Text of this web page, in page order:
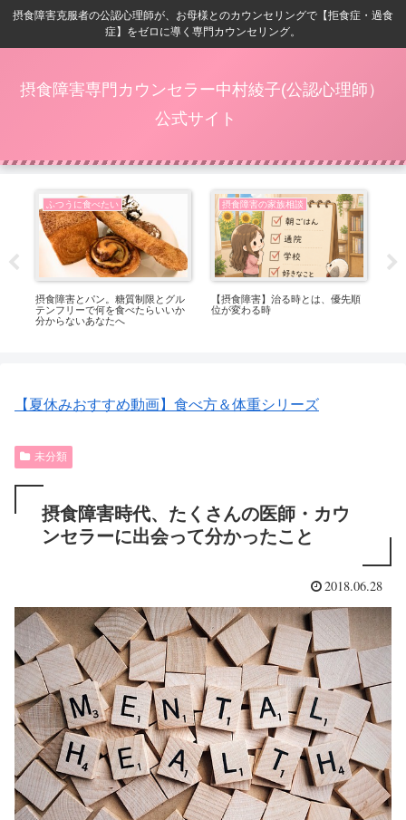
摂食障害克服者の公認心理師が、お母様とのカウンセリングで【拒食症・過食
症】をゼロに導く専門カウンセリング。
摂食障害専門カウンセラー中村綾子(公認心理師）
公式サイト
ふつうに食べたい
摂食障害とパン。糖質制限とグル
テンフリーで何を食べたらいいか
分からないあなたへ
摂食障害の家族相談
【摂食障害】治る時とは、優先順
位が変わる時
【夏休みおすすめ動画】食べ方＆体重シリーズ
未分類
摂食障害時代、たくさんの医師・カウ
ンセラーに出会って分かったこと
2018.06.28